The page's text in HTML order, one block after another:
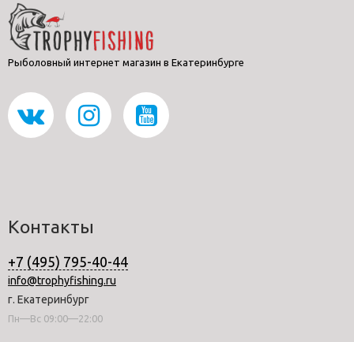
Рыболовный интернет магазин в Екатеринбурге
Контакты
+7 (495) 795-40-44
info@trophyfishing.ru
г. Екатеринбург
Пн—Вс 09:00—22:00